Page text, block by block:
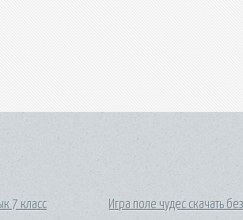
7 класс
Игра поле чудес скачать без